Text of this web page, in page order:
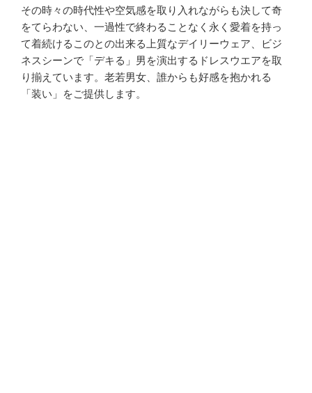
その時々の時代性や空気感を取り入れながらも決して奇
をてらわない、一過性で終わることなく永く愛着を持っ
て着続けるこのとの出来る上質なデイリーウェア、ビジ
ネスシーンで「デキる」男を演出するドレスウエアを取
り揃えています。老若男女、誰からも好感を抱かれる
「装い」をご提供します。